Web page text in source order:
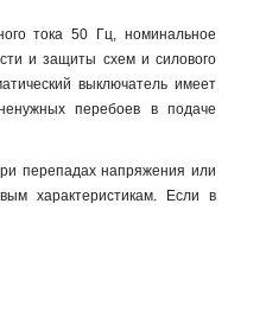
тока 50 Гц, номинальное
и защиты схем и силового
выключатель имеет
перебоев в подаче
перепадах напряжения или
характеристикам. Если в